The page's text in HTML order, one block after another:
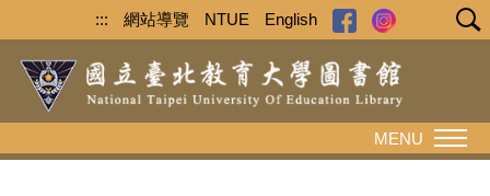
到
主
內
::: 網站導覽 NTUE English
MENU